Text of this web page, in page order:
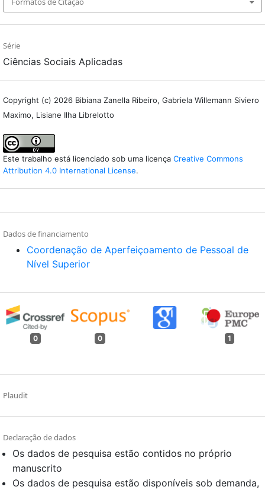
Série
Ciências Sociais Aplicadas
Copyright (c) 2026 Bibiana Zanella Ribeiro, Gabriela Willemann Siviero
Maximo, Lisiane Ilha Librelotto
Este trabalho está licenciado sob uma licença Creative Commons
Attribution 4.0 International License.
Dados de financiamento
Coordenação de Aperfeiçoamento de Pessoal de
Nível Superior
0 0 1
Plaudit
Declaração de dados
Os dados de pesquisa estão contidos no próprio
manuscrito
Os dados de pesquisa estão disponíveis sob demanda,